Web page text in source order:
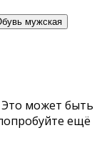
мужская
может быть
ещё